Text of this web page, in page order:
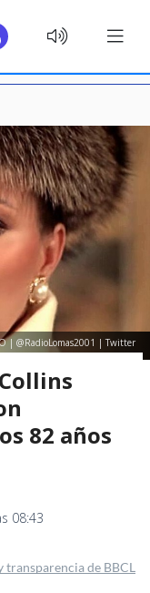
| @RadioLomas2001 | Twitter
82 años
08:43
transparencia de BBCL